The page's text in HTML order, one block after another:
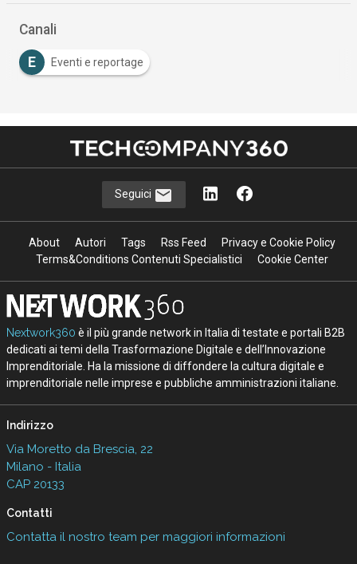
Canali
E Eventi e reportage
Seguici
About Autori Tags Rss Feed
Privacy e Cookie Policy
Terms&Conditions Contenuti Specialistici
Cookie Center
Nextwork360 è il più grande network in Italia di testate e portali B2B
dedicati ai temi della Trasformazione Digitale e dell’Innovazione
Imprenditoriale. Ha la missione di diffondere la cultura digitale e
imprenditoriale nelle imprese e pubbliche amministrazioni italiane.
Indirizzo
Via Moretto da Brescia, 22
Milano - Italia
CAP 20133
Contatti
Contatta il nostro team per maggiori informazioni